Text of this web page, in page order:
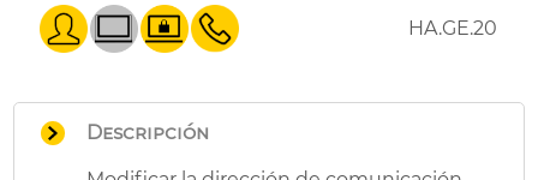
HA.GE.20
Descripción